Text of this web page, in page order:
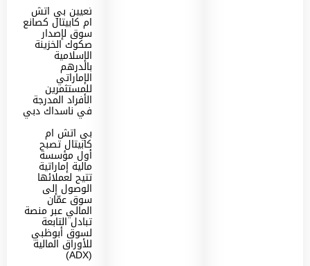
تعيين بي اتش
ام كابيتال كصانع
سوق لإصدار
صكوك الخزينة
الإسلامية
بالدرهم
الإماراتي
للمستثمرين
الأفراد المدرجة
في ناسداك دبي
بي اتش ام
كابيتال تصبح
أول مؤسسة
مالية إماراتية
تتيح لعملائها
الوصول إلى
سوق عمّان
المالي عبر منصة
تبادل التابعة
لسوق أبوظبي
للأوراق المالية
(ADX)